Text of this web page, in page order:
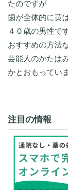
たのですが
歯が全体的に黄
４０歳の男性で
おすすめの方法
芸能人のかたは
かとおもっていま
注目の情報